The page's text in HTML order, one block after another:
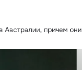
Австралии, причем они